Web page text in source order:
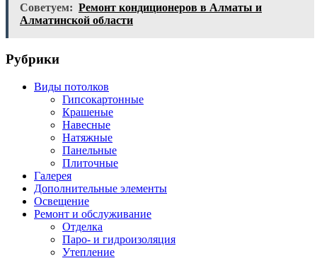
Советуем: Ремонт кондиционеров в Алматы и
Алматинской области
Рубрики
Виды потолков
Гипсокартонные
Крашеные
Навесные
Натяжные
Панельные
Плиточные
Галерея
Дополнительные элементы
Освещение
Ремонт и обслуживание
Отделка
Паро- и гидроизоляция
Утепление